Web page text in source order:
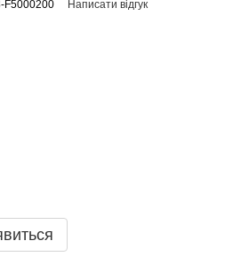
F5000200 Написати відгук